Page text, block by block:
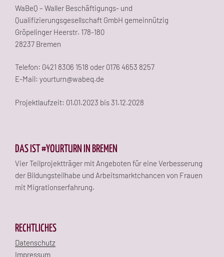
WaBeQ – Waller Beschäftigungs- und
Qualifizierungsgesellschaft GmbH gemeinnützig
Gröpelinger Heerstr. 178-180
28237 Bremen
Telefon: 0421 8306 1518 oder 0176 4653 8257
E-Mail: yourturn@wabeq.de
Projektlaufzeit: 01.01.2023 bis 31.12.2028
DAS IST #YOURTURN IN BREMEN
Vier Teilprojektträger mit Angeboten für eine Verbesserung
der Bildungsteilhabe und Arbeitsmarktchancen von Frauen
mit Migrationserfahrung.
RECHTLICHES
Datenschutz
Impressum